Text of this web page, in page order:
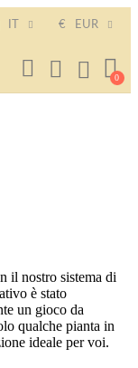
€ EUR
il nostro sistema di
è stato
un gioco da
qualche pianta in
ideale per voi.